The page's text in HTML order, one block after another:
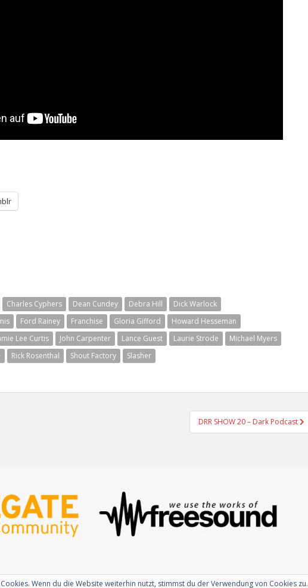
Charles Cyphers Dean Cundey Debra Hill
Dick Warlock
Ford Rainey Franchise Gloria Gifford
Howard Hesseman
Lee Curtis John Carpenter Lance Guest Laurie Strode
Michael Myers
Rick Rosenthal Shout Factory Slasher
DRR SHOW 20 – Dark Podcast
Wenn du die Website weiterhin nutzt, stimmst du der Verwendung von Cookies zu.